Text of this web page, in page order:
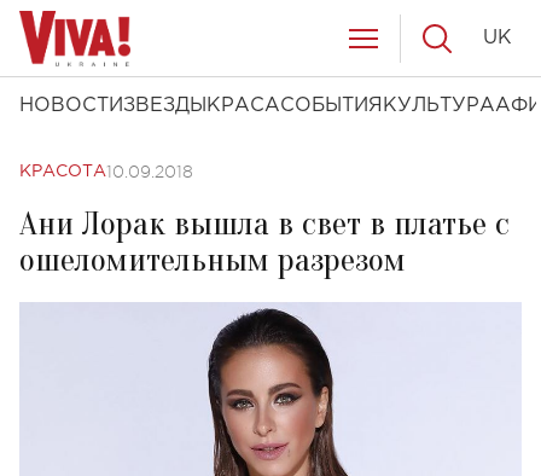
НОВОСТИ ЗВЕЗДЫ КРАСАСОБЫТИЯ КУЛЬТУРА
UK
КРАСОТА10.09.2018
Ани Лорак вышла в свет в платье с
ошеломительным разрезом